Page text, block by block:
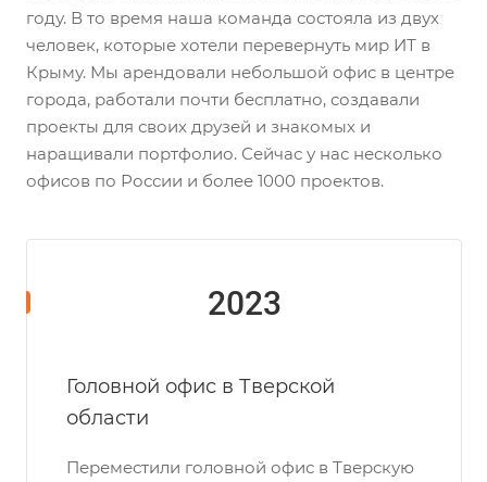
году. В то время наша команда состояла из двух
человек, которые хотели перевернуть мир ИТ в
Крыму. Мы арендовали небольшой офис в центре
города, работали почти бесплатно, создавали
проекты для своих друзей и знакомых и
наращивали портфолио. Сейчас у нас несколько
офисов по России и более 1000 проектов.
2023
Головной офис в Тверской
области
Переместили головной офис в Тверскую